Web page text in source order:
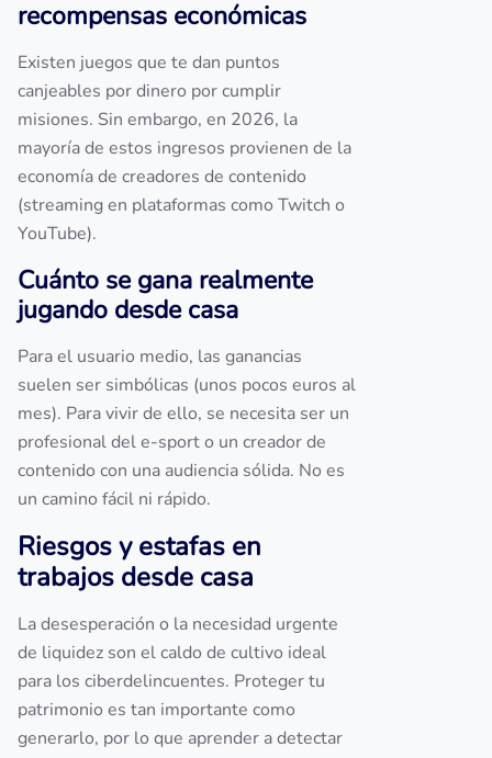
recompensas económicas
Existen juegos que te dan puntos
canjeables por dinero por cumplir
misiones. Sin embargo, en 2026, la
mayoría de estos ingresos provienen de la
economía de creadores de contenido
(streaming en plataformas como Twitch o
YouTube).
Cuánto se gana realmente
jugando desde casa
Para el usuario medio, las ganancias
suelen ser simbólicas (unos pocos euros al
mes). Para vivir de ello, se necesita ser un
profesional del e-sport o un creador de
contenido con una audiencia sólida. No es
un camino fácil ni rápido.
Riesgos y estafas en
trabajos desde casa
La desesperación o la necesidad urgente
de liquidez son el caldo de cultivo ideal
para los ciberdelincuentes. Proteger tu
patrimonio es tan importante como
generarlo, por lo que aprender a detectar